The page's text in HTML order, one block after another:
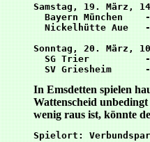
Samstag, 19. März,
Bayern München
Nickelhütte Aue
Sonntag, 20. März,
SG Trier
In Emsdetten spielen
Wattenscheid
wenig raus ist, könnte
Spielort: